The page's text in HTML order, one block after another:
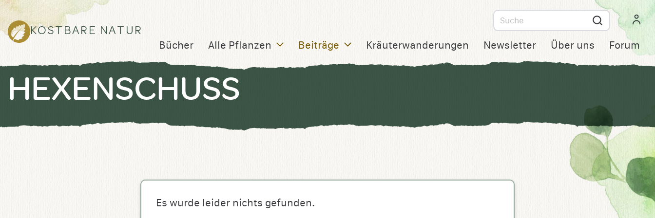
KOSTBARE NATUR
Suche
nach
Bücher Alle Pflanzen Beiträge Kräuterwanderungen Newsletter Über uns Forum
HEXENSCHUSS
Es wurde leider nichts gefunden.